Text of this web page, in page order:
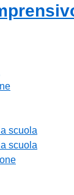
scuola
scuola